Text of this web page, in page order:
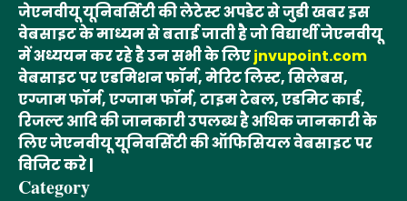
जेएनवीयू यूनिवर्सिटी की लेटेस्ट अपडेट से जुडी खबर इस
वेबसाइट के माध्यम से बताई जाती है जो विद्यार्थी जेएनवीयू
में अध्ययन कर रहे है उन सभी के लिएjnvupoint.com
वेबसाइट पर एडमिशन फॉर्म, मेरिट लिस्ट, सिलेबस,
एग्जाम फॉर्म, एग्जाम फॉर्म, टाइम टेबल, एडमिट कार्ड,
रिजल्ट आदि की जानकारी उपलब्ध है अधिक जानकारी के
लिए जेएनवीयू यूनिवर्सिटी की ऑफिसियल वेबसाइट पर
विजिट करे |
Category